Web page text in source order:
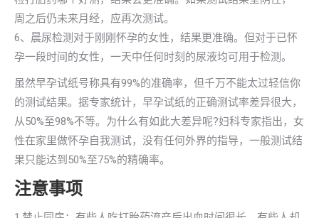
周之后仍未来月经，应再次测试。
6、晨尿检测对于刚刚怀孕的女性，结果更准确。但对于已怀
孕一段时间的女性，一天中任何时刻的尿液均可用于检测。
虽然早孕试纸号称具有99%的准确率，但千万不能太过轻信你
的测试结果。据专家统计，早孕试纸的正确测试率差异很大，
从50%至98%不等。为什么有如此大差异呢?妇科专家指出，女
性在家里做怀孕自我测试，没有任何外界的指导，一般测试结
果只能达到50%至75%的精确率。
注意事项